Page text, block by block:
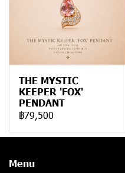
THE MYSTIC
KEEPER 'FOX'
PENDANT
฿79,500
Menu